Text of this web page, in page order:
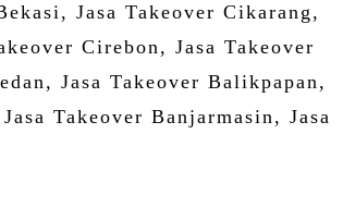
Jasa Takeover Cikarang,
Cirebon, Jasa Takeover
Jasa Takeover Balikpapan,
Takeover Banjarmasin, Jasa